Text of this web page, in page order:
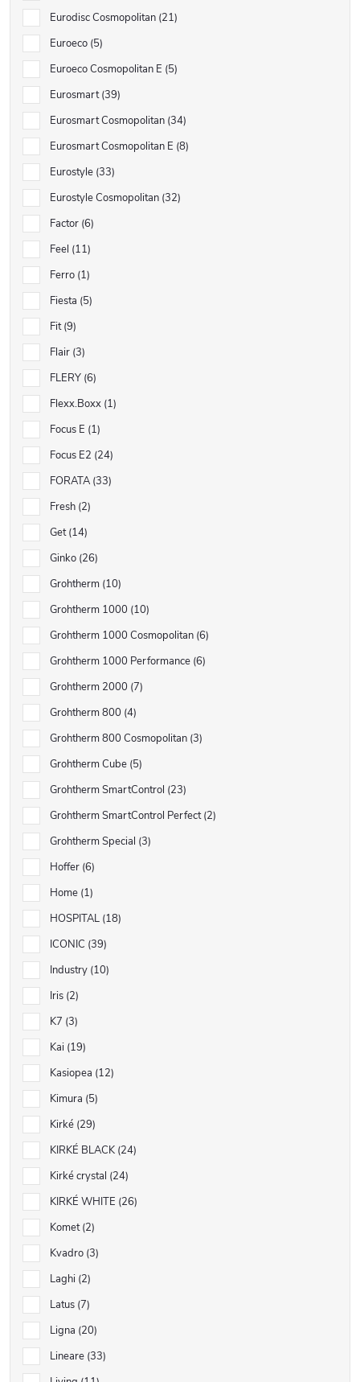
Eurodisc Cosmopolitan 21
Euroeco 5
Euroeco Cosmopolitan E 5
Eurosmart 39
Eurosmart Cosmopolitan 34
Eurosmart Cosmopolitan E 8
Eurostyle 33
Eurostyle Cosmopolitan 32
Factor 6
Feel 11
Ferro 1
Fiesta 5
Fit 9
Flair 3
FLERY 6
Flexx.Boxx 1
Focus E 1
Focus E2 24
FORATA 33
Fresh 2
Get 14
Ginko 26
Grohtherm 10
Grohtherm 1000 10
Grohtherm 1000 Cosmopolitan 6
Grohtherm 1000 Performance 6
Grohtherm 2000 7
Grohtherm 800 4
Grohtherm 800 Cosmopolitan 3
Grohtherm Cube 5
Grohtherm SmartControl 23
Grohtherm SmartControl Perfect 2
Grohtherm Special 3
Hoffer 6
Home 1
HOSPITAL 18
ICONIC 39
Industry 10
Iris 2
K7 3
Kai 19
Kasiopea 12
Kimura 5
Kirké 29
KIRKÉ BLACK 24
Kirké crystal 24
KIRKÉ WHITE 26
Komet 2
Kvadro 3
Laghi 2
Latus 7
Ligna 20
Lineare 33